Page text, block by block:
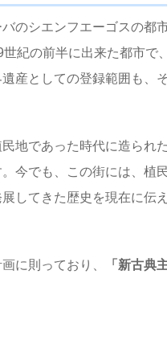
のシエンフエーゴスの都
紀の前半に出来た都市で
産としての登録範囲も、
地であった時代に造られ
今でも、この街には、植
してきた歴史を現在に伝
に則っており、 「新古典